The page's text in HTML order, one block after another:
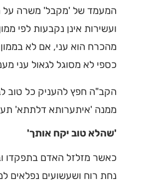
המעמד של 'מקבל' משרה על
ועשירות אינן נקבעות לפי
מהכרח הוא עני, אם לא
כספי לא מסוגל לגאול עני
הקב"ה חפץ להעניק כל טוב
ממנה 'איתערותא דלתתא'
'שהלא טוב יקח אותך'
כאשר מזלזל האדם בתפקדו
נחת רוח ושעשועים נפלאים
מחפשים בית כנסת או
מוסד ברסלב?
הכירו את האינדקס החדש והמקיף של בתי כנסת
ברסלב בארץ ובעולם! מצאו זמני תפילות, שיעורי
לכניסה לאינדקס ➔